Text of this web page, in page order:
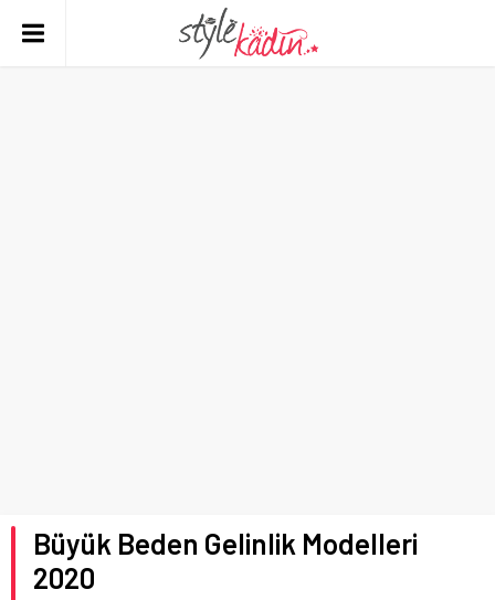
Büyük Beden Gelinlik Modelleri
2020